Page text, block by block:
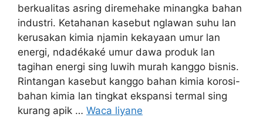
berkualitas asring diremehake minangka bahan
industri. Ketahanan kasebut nglawan suhu lan
kerusakan kimia njamin kekayaan umur lan
energi, ndadékaké umur dawa produk lan
tagihan energi sing luwih murah kanggo bisnis.
Rintangan kasebut kanggo bahan kimia korosi-
bahan kimia lan tingkat ekspansi termal sing
kurang apik … Waca liyane